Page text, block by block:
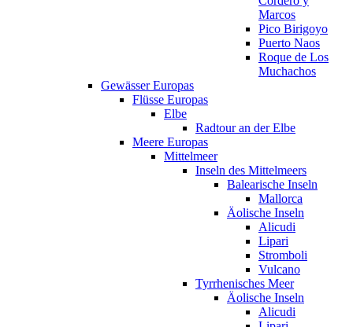
Marcos
Pico Birigoyo
Puerto Naos
Roque de Los
Muchachos
Gewässer Europas
Flüsse Europas
Elbe
Radtour an der Elbe
Meere Europas
Mittelmeer
Inseln des Mittelmeers
Balearische Inseln
Mallorca
Äolische Inseln
Alicudi
Lipari
Stromboli
Vulcano
Tyrrhenisches Meer
Äolische Inseln
Alicudi